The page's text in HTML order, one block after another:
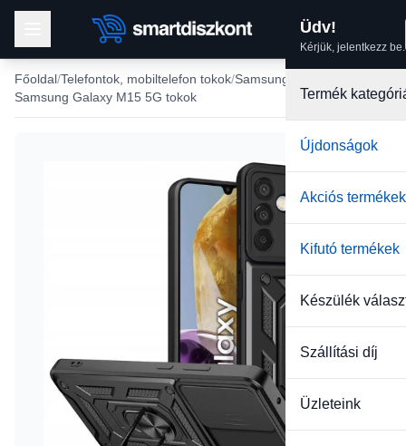
Üdv!
Kérjük, jelentkezz be.
Termék
Újdonságok
Akciós termékek
Kifutó termékek
Készülék
Szállítási díj
Üzleteink
Főoldal Telefontok, mobiltelefon tokok Samsung tokok
Samsung Galaxy M15 5G tokok